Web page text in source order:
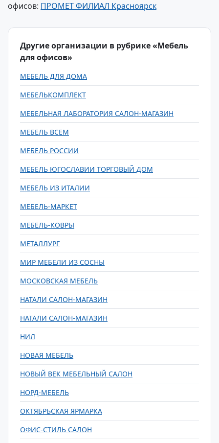
офисов: ПРОМЕТ ФИЛИАЛ Красноярск
Другие организации в рубрике «Мебель
для офисов»
МЕБЕЛЬ ДЛЯ ДОМА
МЕБЕЛЬКОМПЛЕКТ
МЕБЕЛЬНАЯ ЛАБОРАТОРИЯ САЛОН-МАГАЗИН
МЕБЕЛЬ ВСЕМ
МЕБЕЛЬ РОССИИ
МЕБЕЛЬ ЮГОСЛАВИИ ТОРГОВЫЙ ДОМ
МЕБЕЛЬ ИЗ ИТАЛИИ
МЕБЕЛЬ-МАРКЕТ
МЕБЕЛЬ-КОВРЫ
МЕТАЛЛУРГ
МИР МЕБЕЛИ ИЗ СОСНЫ
МОСКОВСКАЯ МЕБЕЛЬ
НАТАЛИ САЛОН-МАГАЗИН
НАТАЛИ САЛОН-МАГАЗИН
НИЛ
НОВАЯ МЕБЕЛЬ
НОВЫЙ ВЕК МЕБЕЛЬНЫЙ САЛОН
НОРД-МЕБЕЛЬ
ОКТЯБРЬСКАЯ ЯРМАРКА
ОФИС-СТИЛЬ САЛОН